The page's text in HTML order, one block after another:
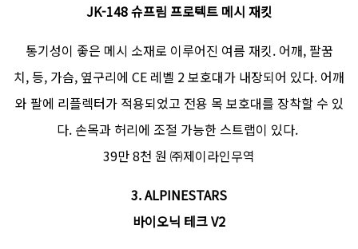
JK-148 슈프림 프로텍트 메시 재킷
통기성이 좋은 메시 소재로 이루어진 여름 재킷. 어깨, 팔꿈
치, 등, 가슴, 옆구리에 CE 레벨 2 보호대가 내장되어 있다. 어깨
와 팔에 리플렉터가 적용되었고 전용 목 보호대를 장착할 수 있
다. 손목과 허리에 조절 가능한 스트랩이 있다.
39만 8천 원 ㈜제이라인무역
3. ALPINESTARS
바이오닉 테크 V2